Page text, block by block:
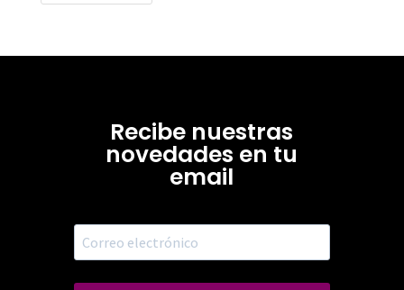
Recibe nuestras
novedades en tu
email